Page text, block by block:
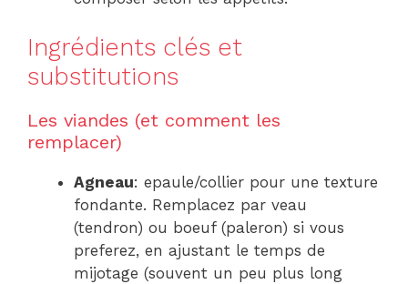
Ingrédients clés et
substitutions
Les viandes (et comment les
remplacer)
Agneau: epaule/collier pour une texture
fondante. Remplacez par veau
(tendron) ou boeuf (paleron) si vous
preferez, en ajustant le temps de
mijotage (souvent un peu plus long